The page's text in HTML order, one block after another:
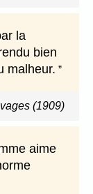
la
bien
malheur.
(1909)
aime